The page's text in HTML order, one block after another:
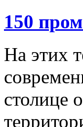
150
На этих
столице